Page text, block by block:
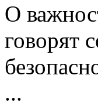
О
говорят
...